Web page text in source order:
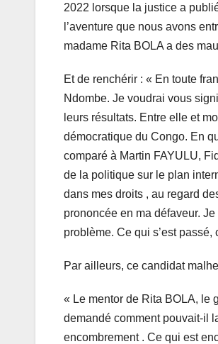
2022 lorsque la justice a
l’aventure que nous avons
madame Rita BOLA a des
Et de renchérir : « En toute
Ndombe. Je voudrai vous
leurs résultats. Entre elle et
démocratique du Congo. En
comparé à Martin FAYULU,
de la politique sur le plan
dans mes droits , au regard
prononcée en ma défaveur.
problème. Ce qui s’est passé,
Par ailleurs, ce candidat
« Le mentor de Rita BOLA, le
demandé comment pouvait-il
encombrement . Ce qui est